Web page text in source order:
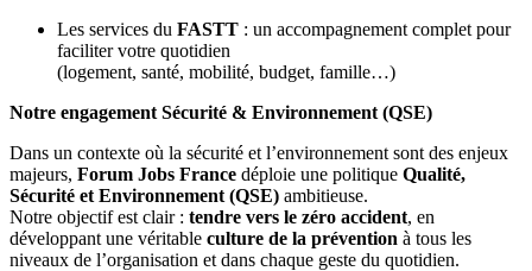
Les services du FASTT : un accompagnement complet pour
faciliter votre quotidien
(logement, santé, mobilité, budget, famille…)
Notre engagement Sécurité & Environnement (QSE)
Dans un contexte où la sécurité et l’environnement sont des enjeux
majeurs, Forum Jobs France déploie une politique Qualité,
Sécurité et Environnement (QSE) ambitieuse.
Notre objectif est clair : tendre vers le zéro accident, en
développant une véritable culture de la prévention à tous les
niveaux de l’organisation et dans chaque geste du quotidien.